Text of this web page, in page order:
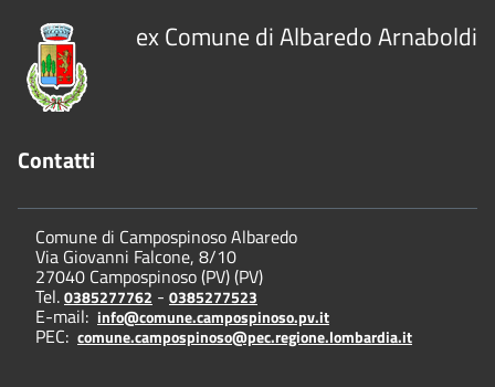
ex Comune di Albaredo Arnaboldi
Contatti
Comune di Campospinoso Albaredo
Via Giovanni Falcone, 8/10
27040 Campospinoso (PV) (PV)
Tel.0385277762 - 0385277523
E-mail: info@comune.campospinoso.pv.it
PEC: comune.campospinoso@pec.regione.lombardia.it